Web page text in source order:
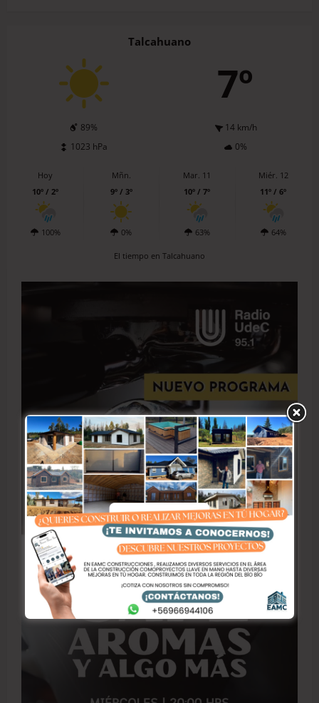
Talcahuano
7º
89%
14 km/h
1023 hPa
0%
Hoy
10º / 2º
100%
Mñn.
9º / 3º
0%
Mar. 11
10º / 7º
63%
Miér. 12
11º / 6º
64%
El tiempo en Talcahuano